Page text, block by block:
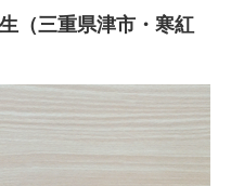
（三重県津市・寒紅